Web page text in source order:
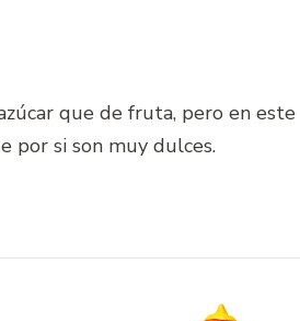
que de fruta, pero en este
por si son muy dulces.